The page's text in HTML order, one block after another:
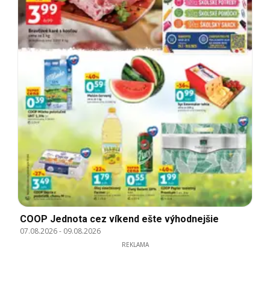
COOP Jednota cez víkend ešte výhodnejšie
07.08.2026- 09.08.2026
REKLAMA